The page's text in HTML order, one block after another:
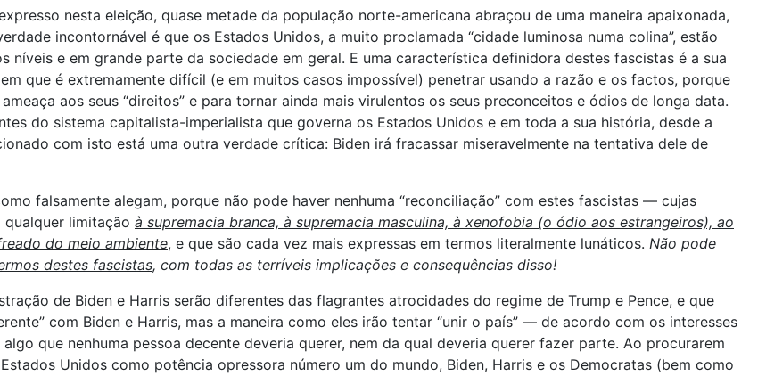
nesta eleição, quase metade da população norte-americana abraçou de uma maneira apaixonada,
incontornável é que os Estados Unidos, a muito proclamada “cidade luminosa numa colina”, estão
e em grande parte da sociedade em geral. E uma característica definidora destes fascistas é a sua
que é extremamente difícil (e em muitos casos impossível) penetrar usando a razão e os factos, porque
aos seus “direitos” e para tornar ainda mais virulentos os seus preconceitos e ódios de longa data.
do sistema capitalista-imperialista que governa os Estados Unidos e em toda a sua história, desde a
com isto está uma outra verdade crítica: Biden irá fracassar miseravelmente na tentativa dele de
falsamente alegam, porque não pode haver nenhuma “reconciliação” com estes fascistas — cujas
qualquer limitação à supremacia branca, à supremacia masculina, à xenofobia (o ódio aos estrangeiros), ao
do meio ambiente, e que são cada vez mais expressas em termos literalmente lunáticos. Não pode
destes fascistas, com todas as terríveis implicações e consequências disso!
de Biden e Harris serão diferentes das flagrantes atrocidades do regime de Trump e Pence, e que
com Biden e Harris, mas a maneira como eles irão tentar “unir o país” — de acordo com os interesses
que nenhuma pessoa decente deveria querer, nem da qual deveria querer fazer parte. Ao procurarem
Unidos como potência opressora número um do mundo, Biden, Harris e os Democratas (bem como